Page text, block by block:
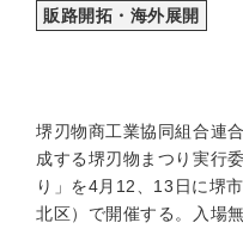
販路開拓・海外展開
堺刃物商工業協同組合連
成する堺刃物まつり実行
り」を4月12、13日に堺
北区）で開催する。入場